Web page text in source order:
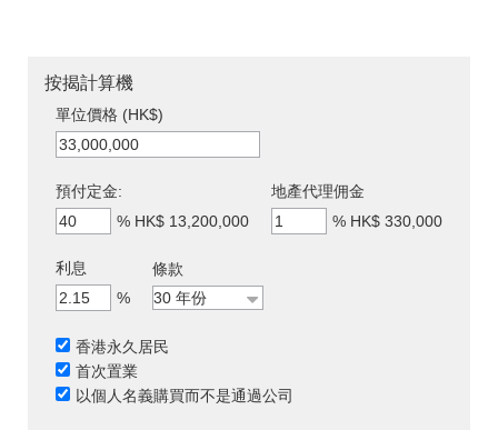
按揭計算機
單位價格 (HK$)
預付定金:
% HK$ 13,200,000
地產代理佣金
% HK$ 330,000
利息
%
條款
香港永久居民
首次置業
以個人名義購買而不是通過公司